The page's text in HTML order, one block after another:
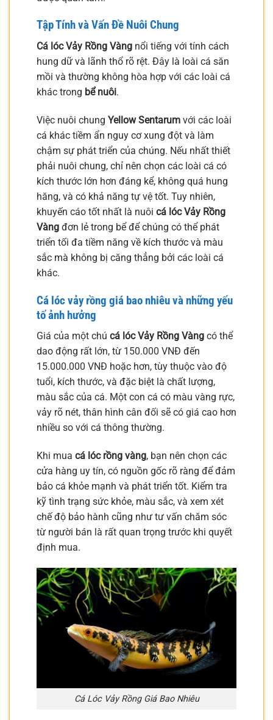
Tập Tính và Vấn Đề Nuôi Chung
Cá lóc Vảy Rồng Vàng nổi tiếng với tính cách
hung dữ và lãnh thổ rõ rệt. Đây là loài cá săn
mồi và thường không hòa hợp với các loài cá
khác trong bể nuôi.
Việc nuôi chung Yellow Sentarum với các loài
cá khác tiềm ẩn nguy cơ xung đột và làm
chậm sự phát triển của chúng. Nếu nhất thiết
phải nuôi chung, chỉ nên chọn các loài cá có
kích thước lớn hơn đáng kể, không quá hung
hăng, và có khả năng tự vệ tốt. Tuy nhiên,
khuyến cáo tốt nhất là nuôi cá lóc Vảy Rồng
Vàng đơn lẻ trong bể để chúng có thể phát
triển tối đa tiềm năng về kích thước và màu
sắc mà không bị căng thẳng bởi các loài cá
khác.
Cá lóc vảy rồng giá bao nhiêu và những yếu
tố ảnh hưởng
Giá của một chú cá lóc Vảy Rồng Vàng có thể
dao động rất lớn, từ 150.000 VNĐ đến
15.000.000 VNĐ hoặc hơn, tùy thuộc vào độ
tuổi, kích thước, và đặc biệt là chất lượng,
màu sắc của cá. Một con cá có màu vàng rực,
vảy rõ nét, thân hình cân đối sẽ có giá cao hơn
nhiều so với cá thông thường.
Khi mua cá lóc rồng vàng, bạn nên chọn các
cửa hàng uy tín, có nguồn gốc rõ ràng để đảm
bảo cá khỏe mạnh và phát triển tốt. Kiểm tra
kỹ tình trạng sức khỏe, màu sắc, và xem xét
chế độ bảo hành cũng như tư vấn chăm sóc
từ người bán là rất quan trọng trước khi quyết
định mua.
Cá Lóc Vảy Rồng Giá Bao Nhiêu